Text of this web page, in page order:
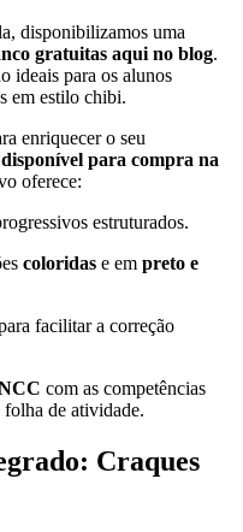
disponibilizamos uma
gratuitas aqui no blog.
ideais para os alunos
em estilo chibi.
enriquecer o seu
para compra na
oferece:
estruturados.
coloridas e em preto e
facilitar a correção
com as competências
folha de atividade.
Craques